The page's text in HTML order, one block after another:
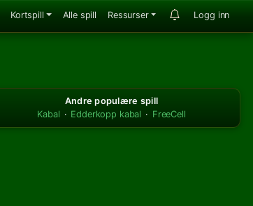
Kortspill Alle spill Ressurser Logg inn
Andre populære spill
Kabal · Edderkopp kabal · FreeCell